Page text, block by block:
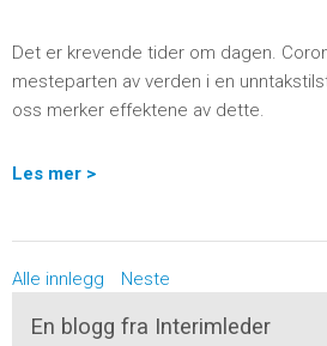
Det er krevende tider om dagen.
mesteparten av verden i en
oss merker effektene av dette.
Les mer >
Alle innlegg Neste
En blogg fra Interimleder